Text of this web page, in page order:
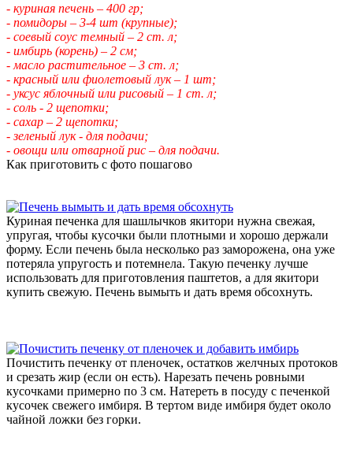
- куриная печень – 400 гр;
- помидоры – 3-4 шт (крупные);
- соевый соус темный – 2 ст. л;
- имбирь (корень) – 2 см;
- масло растительное – 3 ст. л;
- красный или фиолетовый лук – 1 шт;
- уксус яблочный или рисовый – 1 ст. л;
- соль - 2 щепотки;
- сахар – 2 щепотки;
- зеленый лук - для подачи;
- овощи или отварной рис – для подачи.
Как приготовить с фото пошагово
Куриная печенка для шашлычков якитори нужна свежая,
упругая, чтобы кусочки были плотными и хорошо держали
форму. Если печень была несколько раз заморожена, она уже
потеряла упругость и потемнела. Такую печенку лучше
использовать для приготовления паштетов, а для якитори
купить свежую. Печень вымыть и дать время обсохнуть.
Почистить печенку от пленочек, остатков желчных протоков
и срезать жир (если он есть). Нарезать печень ровными
кусочками примерно по 3 см. Натереть в посуду с печенкой
кусочек свежего имбиря. В тертом виде имбиря будет около
чайной ложки без горки.